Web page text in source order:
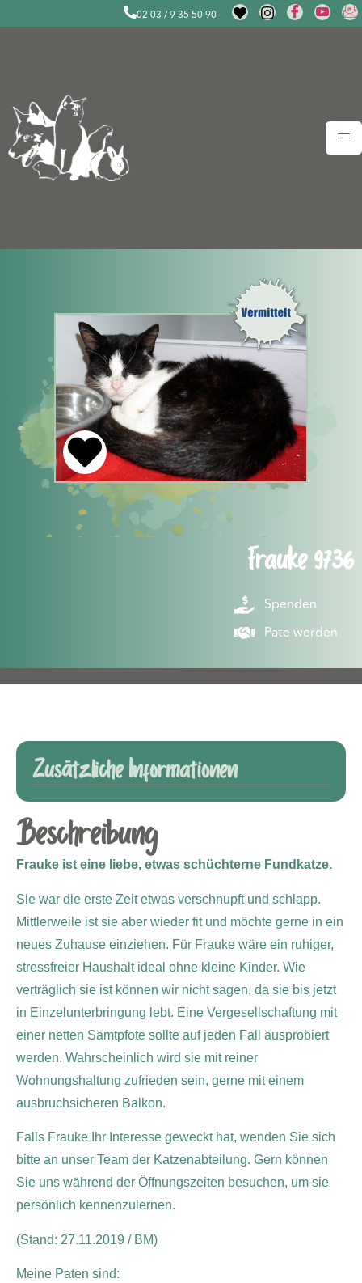
02 03 / 9 35 50 90
Frauke 9736
Spenden
Pate werden
Zusätzliche Informationen
Beschreibung
Frauke ist eine liebe, etwas schüchterne Fundkatze.
Sie war die erste Zeit etwas verschnupft und schlapp.
Mittlerweile ist sie aber wieder fit und möchte gerne in ein
neues Zuhause einziehen. Für Frauke wäre ein ruhiger,
stressfreier Haushalt ideal ohne kleine Kinder. Wie
verträglich sie ist können wir nicht sagen, da sie bis jetzt
in Einzelunterbringung lebt. Eine Vergesellschaftung mit
einer netten Samtpfote sollte auf jeden Fall ausprobiert
werden. Wahrscheinlich wird sie mit reiner
Wohnungshaltung zufrieden sein, gerne mit einem
ausbruchsicheren Balkon.
Falls Frauke Ihr Interesse geweckt hat, wenden Sie sich
bitte an unser Team der Katzenabteilung. Gern können
Sie uns während der Öffnungszeiten besuchen, um sie
persönlich kennenzulernen.
(Stand: 27.11.2019 / BM)
Meine Paten sind: